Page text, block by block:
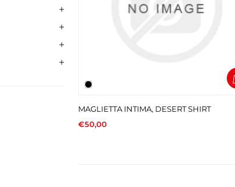
MAGLIETTA INTIMA, DESERT SHIRT
€50,00